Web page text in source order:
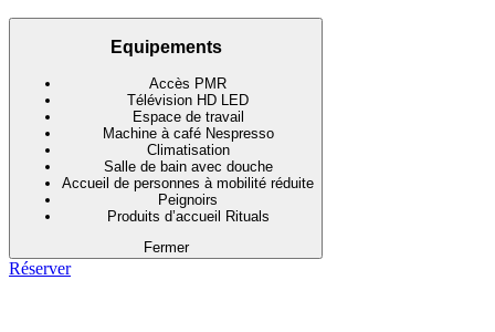
Equipements
Accès PMR
Télévision HD LED
Espace de travail
Machine à café Nespresso
Climatisation
Salle de bain avec douche
Accueil de personnes à mobilité réduite
Peignoirs
Produits d’accueil Rituals
Fermer
Réserver